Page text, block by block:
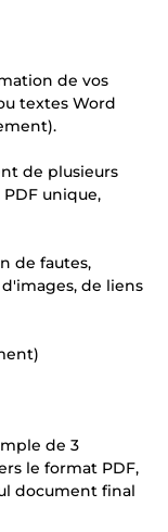
de vos
textes Word
de plusieurs
unique,
de fautes,
de liens
de 3
le format PDF,
document final